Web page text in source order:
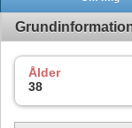
Ålder
38